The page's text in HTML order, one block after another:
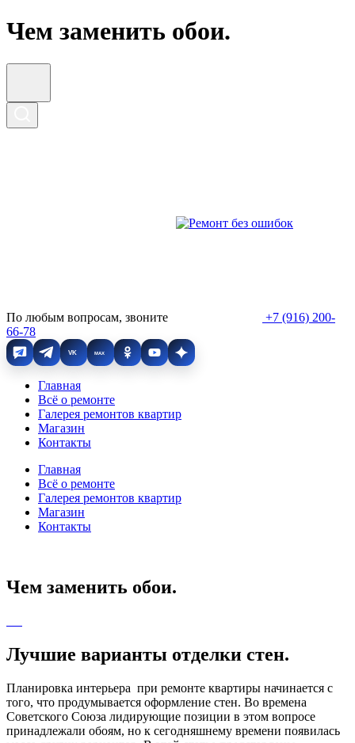
Чем заменить обои.
По любым вопросам, звоните
+7 (916) 200-
66-78
VK MAX
Главная
Всё о ремонте
Галерея ремонтов квартир
Магазин
Контакты
Главная
Всё о ремонте
Галерея ремонтов квартир
Магазин
Контакты
Чем заменить обои.
Лучшие варианты отделки стен.
Планировка интерьера при ремонте квартиры начинается с
того, что продумывается оформление стен. Во времена
Советского Союза лидирующие позиции в этом вопросе
принадлежали обоям, но к сегодняшнему времени появилась